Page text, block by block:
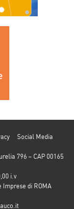
Social Media
796 – CAP 00165
i.v
Imprese di ROMA